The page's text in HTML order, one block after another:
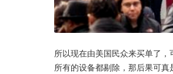
所以现在由美国民众来买单了
所有的设备都剔除，那后果可真